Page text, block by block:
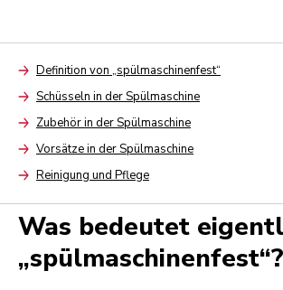
ArrowDefinition von „spülmaschinenfest“
ArrowSchüsseln in der Spülmaschine
ArrowZubehör in der Spülmaschine
ArrowVorsätze in der Spülmaschine
ArrowReinigung und Pflege
Was bedeutet
„spülmaschinenfest“?